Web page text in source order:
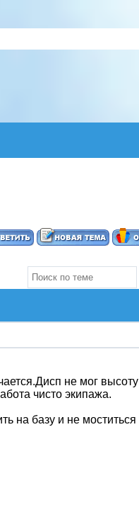
не мог высоту
чисто экипажа.
на базу и не моститься